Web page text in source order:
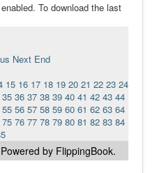
To download the last
Next End
15 16 17 18 19 20 21 22 23 24
35 36 37 38 39 40 41 42 43 44
55 56 57 58 59 60 61 62 63 64
75 76 77 78 79 80 81 82 83 84
by FlippingBook.